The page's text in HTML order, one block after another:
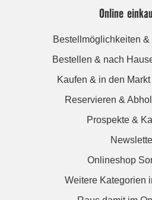
Online
Bestellmöglichkeiten
Bestellen & nach
Kaufen & in den
Reservieren &
Prospekte &
Onlineshop
Weitere Kategorien